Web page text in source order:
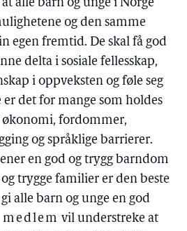
alle barn og unge i Norge
og den samme
egen fremtid. De skal få god
delta i sosiale fellesskap,
i oppveksten og føle seg
det for mange som holdes
fordommer,
og språklige barrierer.
en god og trygg barndom
trygge familier er den beste
alle barn og unge en god
vil understreke at